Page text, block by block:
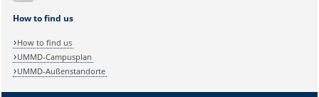
How to find us
How to find us
UMMD-Campusplan
UMMD-Außenstandorte